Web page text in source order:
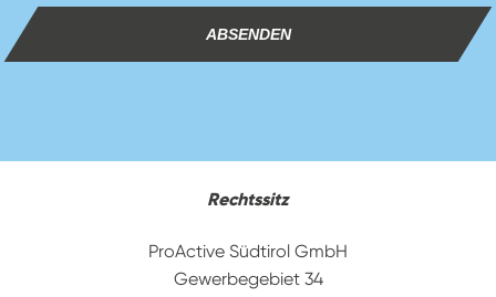
ABSENDEN
Rechtssitz
ProActive Südtirol GmbH
Gewerbegebiet 34